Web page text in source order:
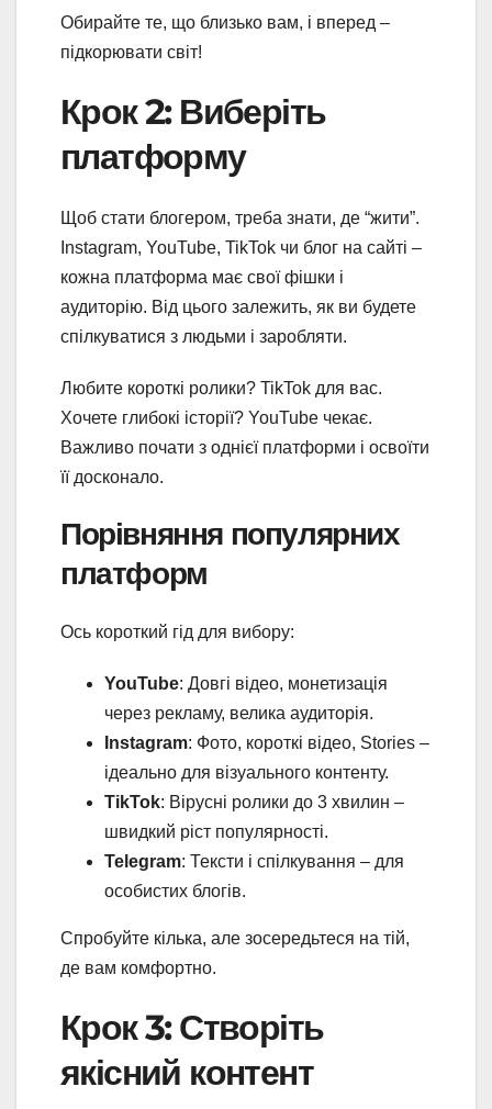
Обирайте те, що близько вам, і вперед –
підкорювати світ!
Крок 2: Виберіть
платформу
Щоб стати блогером, треба знати, де “жити”.
Instagram, YouTube, TikTok чи блог на сайті –
кожна платформа має свої фішки і
аудиторію. Від цього залежить, як ви будете
спілкуватися з людьми і заробляти.
Любите короткі ролики? TikTok для вас.
Хочете глибокі історії? YouTube чекає.
Важливо почати з однієї платформи і освоїти
її досконало.
Порівняння популярних
платформ
Ось короткий гід для вибору:
YouTube: Довгі відео, монетизація
через рекламу, велика аудиторія.
Instagram: Фото, короткі відео, Stories –
ідеально для візуального контенту.
TikTok: Вірусні ролики до 3 хвилин –
швидкий ріст популярності.
Telegram: Тексти і спілкування – для
особистих блогів.
Спробуйте кілька, але зосередьтеся на тій,
де вам комфортно.
Крок 3: Створіть
якісний контент